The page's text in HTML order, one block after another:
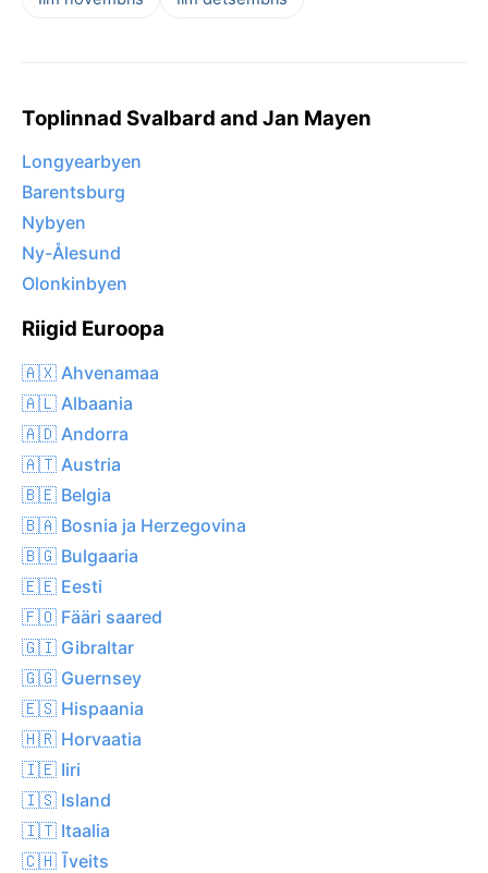
Toplinnad Svalbard and Jan Mayen
Longyearbyen
Barentsburg
Nybyen
Ny-Ålesund
Olonkinbyen
Riigid Euroopa
🇦🇽 Ahvenamaa
🇦🇱 Albaania
🇦🇩 Andorra
🇦🇹 Austria
🇧🇪 Belgia
🇧🇦 Bosnia ja Herzegovina
🇧🇬 Bulgaaria
🇪🇪 Eesti
🇫🇴 Fääri saared
🇬🇮 Gibraltar
🇬🇬 Guernsey
🇪🇸 Hispaania
🇭🇷 Horvaatia
🇮🇪 Iiri
🇮🇸 Island
🇮🇹 Itaalia
🇨🇭 Ĩveits